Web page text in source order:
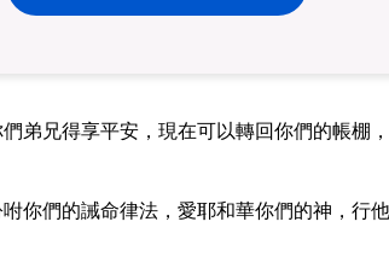
弟兄得享平安，現在可以轉回你們的帳棚
你們的誡命律法，愛耶和華你們的神，行